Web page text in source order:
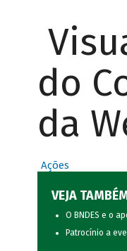
do
da
Ações
VEJA
O BNDES e o
Patrocínio a